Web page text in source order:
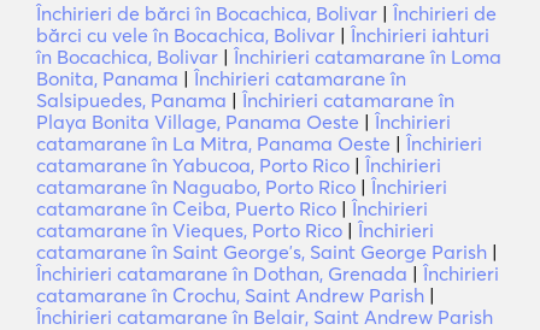
Închirieri de bărci în Bocachica, Bolivar | Închirieri de
bărci cu vele în Bocachica, Bolivar | Închirieri iahturi
în Bocachica, Bolivar | Închirieri catamarane în Loma
Bonita, Panama | Închirieri catamarane în
Salsipuedes, Panama | Închirieri catamarane în
Playa Bonita Village, Panama Oeste | Închirieri
catamarane în La Mitra, Panama Oeste | Închirieri
catamarane în Yabucoa, Porto Rico | Închirieri
catamarane în Naguabo, Porto Rico | Închirieri
catamarane în Ceiba, Puerto Rico | Închirieri
catamarane în Vieques, Porto Rico | Închirieri
catamarane în Saint Georgeʼs, Saint George Parish |
Închirieri catamarane în Dothan, Grenada | Închirieri
catamarane în Crochu, Saint Andrew Parish |
Închirieri catamarane în Belair, Saint Andrew Parish